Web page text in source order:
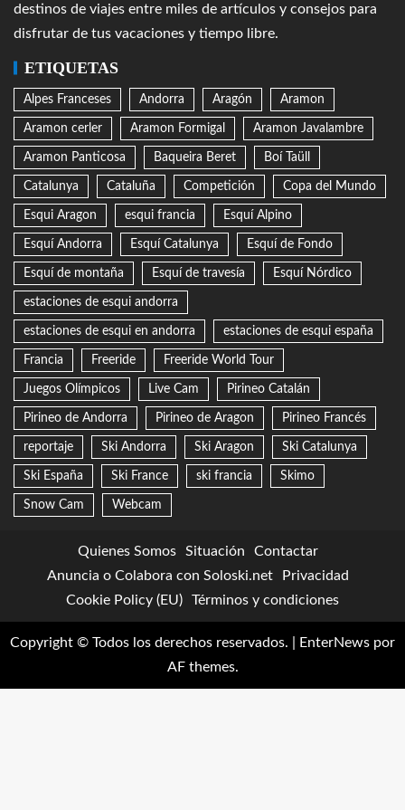
destinos de viajes entre miles de artículos y consejos para
disfrutar de tus vacaciones y tiempo libre.
ETIQUETAS
Alpes Franceses Andorra Aragón Aramon
Aramon cerler Aramon Formigal Aramon Javalambre
Aramon Panticosa Baqueira Beret Boí Taüll
Catalunya Cataluña Competición Copa del Mundo
Esqui Aragon esqui francia Esquí Alpino
Esquí Andorra Esquí Catalunya Esquí de Fondo
Esquí de montaña Esquí de travesía Esquí Nórdico
estaciones de esqui andorra
estaciones de esqui en andorra estaciones de esqui españa
Francia Freeride Freeride World Tour
Juegos Olímpicos Live Cam Pirineo Catalán
Pirineo de Andorra Pirineo de Aragon Pirineo Francés
reportaje Ski Andorra Ski Aragon Ski Catalunya
Ski España Ski France ski francia Skimo
Snow Cam Webcam
Quienes Somos Situación
Contactar
Anuncia o Colabora con Soloski.net
Privacidad
Cookie Policy (EU)
Términos y condiciones
Copyright © Todos los derechos reservados. EnterNews por
AF themes.